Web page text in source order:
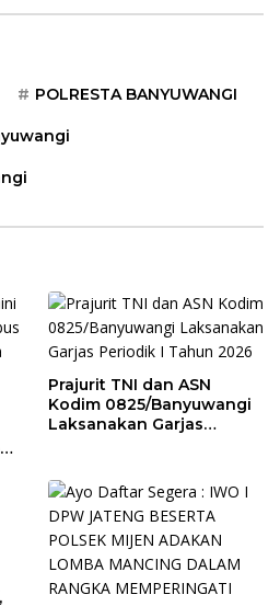
POLRESTA BANYUWANGI
Prajurit TNI dan ASN
Kodim 0825/Banyuwangi
Laksanakan Garjas